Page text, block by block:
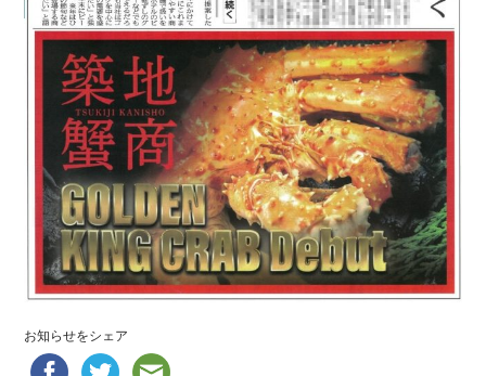
お知らせをシェア